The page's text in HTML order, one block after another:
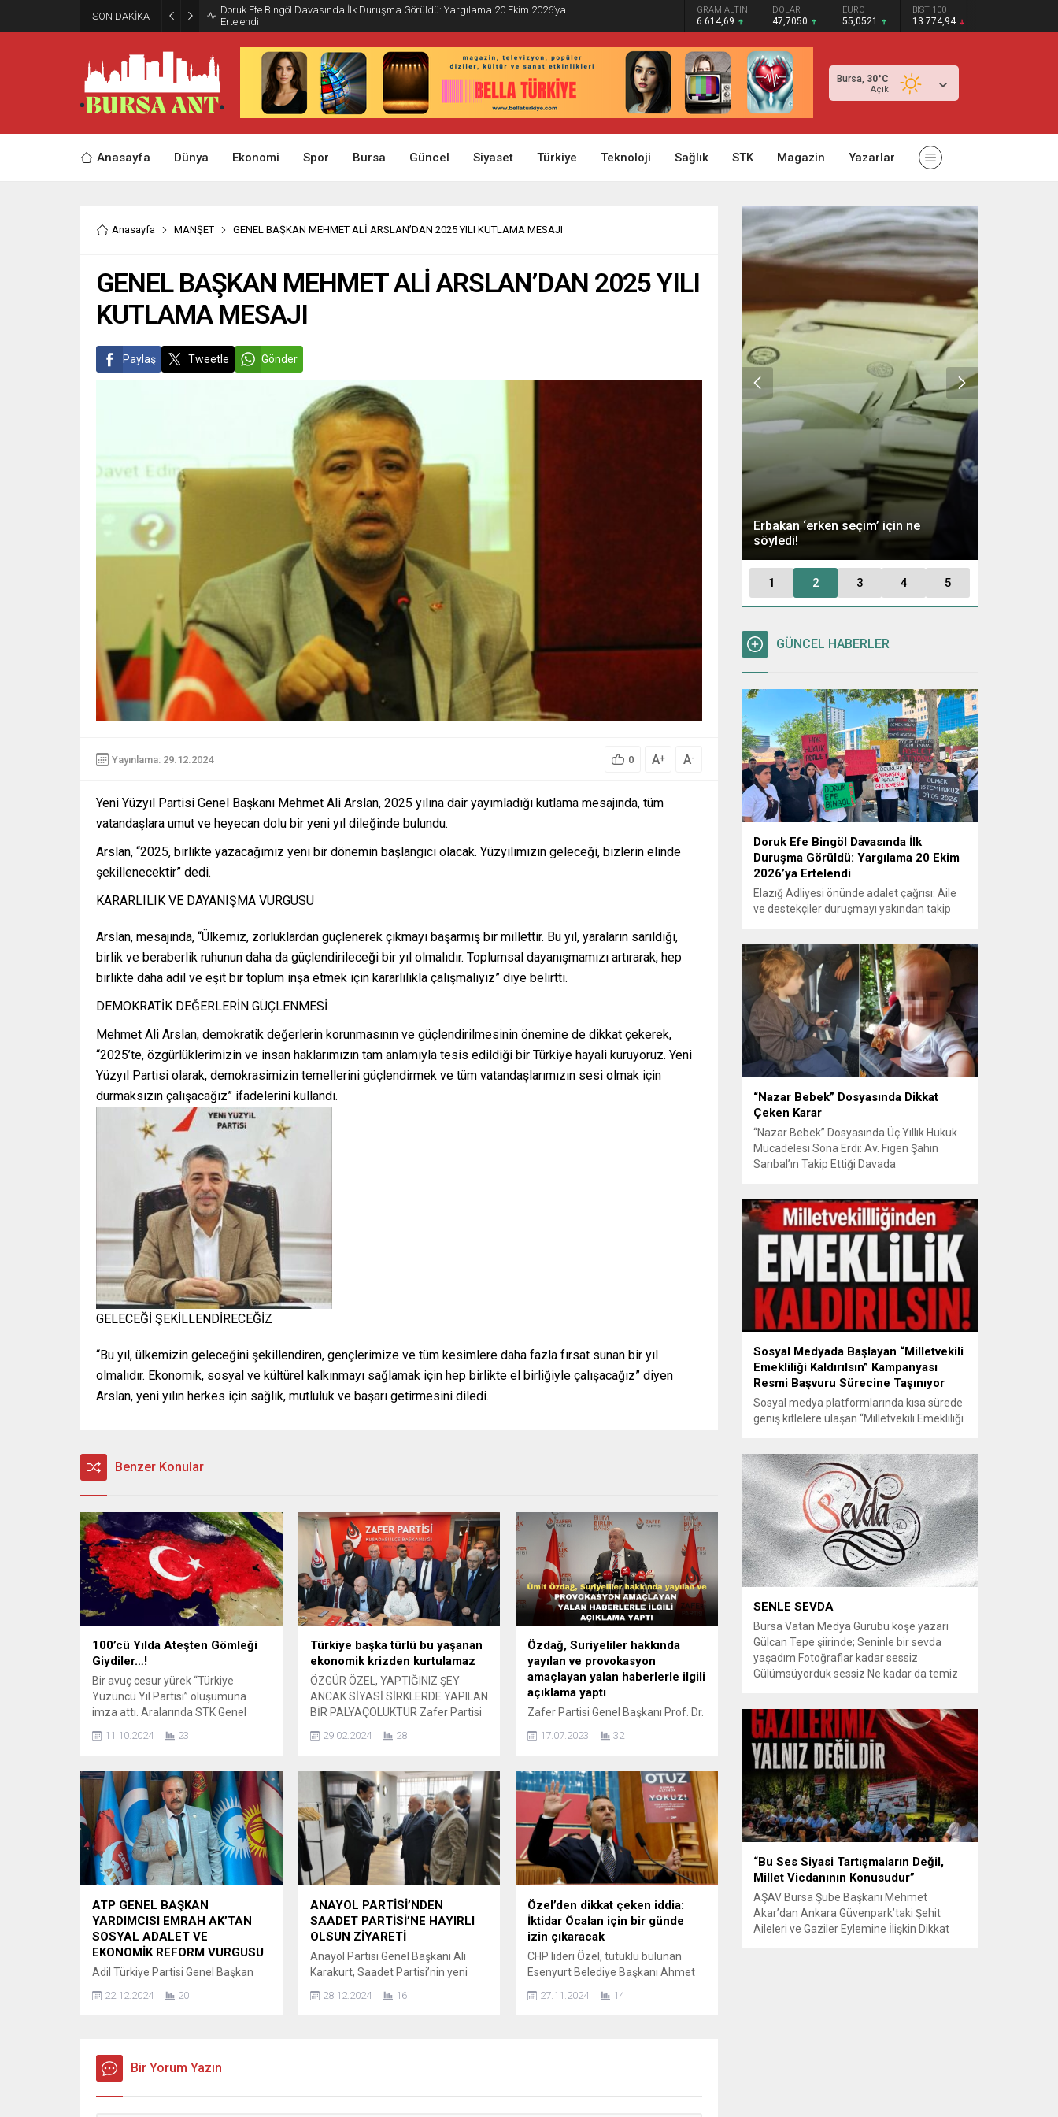
SON DAKİKA
Doruk Efe Bingöl Davasında İlk Duruşma Görüldü: Yargılama 20 Ekim 2026’ya
Ertelendi
GRAM ALTIN
6.614,69
DOLAR
47,7050
EURO
55,0521
BIST 100
13.774,94
Bursa, 30°C
Açık
Anasayfa Dünya Ekonomi Spor Bursa Güncel Siyaset Türkiye Teknoloji Sağlık STK Magazin Yazarlar
Anasayfa MANŞET GENEL BAŞKAN MEHMET ALİ ARSLAN’DAN 2025 YILI KUTLAMA MESAJI
GENEL BAŞKAN MEHMET ALİ ARSLAN’DAN 2025 YILI
KUTLAMA MESAJI
Paylaş Tweetle Gönder
Yayınlama: 29.12.2024 0 A+ A-
Yeni Yüzyıl Partisi Genel Başkanı Mehmet Ali Arslan, 2025 yılına dair yayımladığı kutlama mesajında, tüm
vatandaşlara umut ve heyecan dolu bir yeni yıl dileğinde bulundu.
Arslan, “2025, birlikte yazacağımız yeni bir dönemin başlangıcı olacak. Yüzyılımızın geleceği, bizlerin elinde
şekillenecektir” dedi.
KARARLILIK VE DAYANIŞMA VURGUSU
Arslan, mesajında, “Ülkemiz, zorluklardan güçlenerek çıkmayı başarmış bir millettir. Bu yıl, yaraların sarıldığı,
birlik ve beraberlik ruhunun daha da güçlendirileceği bir yıl olmalıdır. Toplumsal dayanışmamızı artırarak, hep
birlikte daha adil ve eşit bir toplum inşa etmek için kararlılıkla çalışmalıyız” diye belirtti.
DEMOKRATİK DEĞERLERİN GÜÇLENMESİ
Mehmet Ali Arslan, demokratik değerlerin korunmasının ve güçlendirilmesinin önemine de dikkat çekerek,
“2025’te, özgürlüklerimizin ve insan haklarımızın tam anlamıyla tesis edildiği bir Türkiye hayali kuruyoruz. Yeni
Yüzyıl Partisi olarak, demokrasimizin temellerini güçlendirmek ve tüm vatandaşlarımızın sesi olmak için
durmaksızın çalışacağız” ifadelerini kullandı.
GELECEĞİ ŞEKİLLENDİRECEĞİZ
“Bu yıl, ülkemizin geleceğini şekillendiren, gençlerimize ve tüm kesimlere daha fazla fırsat sunan bir yıl
olmalıdır. Ekonomik, sosyal ve kültürel kalkınmayı sağlamak için hep birlikte el birliğiyle çalışacağız” diyen
Arslan, yeni yılın herkes için sağlık, mutluluk ve başarı getirmesini diledi.
Benzer Konular
100’cü Yılda Ateşten Gömleği
Giydiler…!
Bir avuç cesur yürek “Türkiye
Yüzüncü Yıl Partisi” oluşumuna
imza attı. Aralarında STK Genel
Başkanları da olan vatandaşlardan
oluşan heyet İç İşleri Bakanlığı’na
Kurucu Genel Başkan Gökhan Evren
kurdukları partinin “Partimiz, sınıfsız
imtiyazsız kaynaşmış merkez kitle
partisi olarak “çağdaş” ve “gelişmiş”
bir toplum yaratmak amacıyla
devrimler...
11.10.2024 23
Türkiye başka türlü bu yaşanan
ekonomik krizden kurtulamaz
ÖZGÜR ÖZEL, YAPTIĞINIZ ŞEY
ANCAK SİYASİ SİRKLERDE YAPILAN
BİR PALYAÇOLUKTUR Zafer Partisi
Genel Başkanı Prof. Dr. Ümit
Özdağ, Aydın Kuşadası’nda basın
Ümit Özdağ: Zafer Partisi’ne gönül
veren sevgili gençlerin, artık
annelerini babalarını da Zafer Partili
olmaya ikna ettiğini memnuniyetle
görüyorum. Sizler de bu yükselişin
bir örneğini Kuşadası’nda
görmektesiniz....
29.02.2024 28
Özdağ, Suriyeliler hakkında
yayılan ve provokasyon
amaçlayan yalan haberlerle ilgili
açıklama yaptı
Zafer Partisi Genel Başkanı Prof. Dr.
Ümit Özdağ, sosyal medya
platformu Twitter üzerinden sahte
yayılan ve provokasyon amaçlayan
yalan haberlerle ilgili açıklama yaptı:
Prof. Dr. Ümit Özdağ: “Son günlerde
bazı hesaplardan sahte Suriyeliler
tarafından işlenmiş cinayet,
tecavüz haberleri yayılmaktadır. Bu
haberler yayınlanır yayınlanmaz ilgili
emniyet birimleri ile Zafer...
17.07.2023 32
ATP GENEL BAŞKAN
YARDIMCISI EMRAH AK’TAN
SOSYAL ADALET VE
EKONOMİK REFORM VURGUSU
Adil Türkiye Partisi Genel Başkan
sorunlar ve sosyal adalet teması
her kesiminin üstünde yarattığı
olumsuz etkilere değinen Ak,
çözüm önerileri sunarak iktidarın
22.12.2024 20
ANAYOL PARTİSİ’NDEN
SAADET PARTİSİ’NE HAYIRLI
OLSUN ZİYARETİ
Anayol Partisi Genel Başkanı Ali
Karakurt, Saadet Partisi’nin yeni
makamında ziyaret etti. HAYIRLI
İŞBİRLİĞİ VURGUSU! Ziyarette iki
28.12.2024 16
Özel’den dikkat çeken iddia:
İktidar Öcalan için bir günde
izin çıkaracak
CHP lideri Özel, tutuklu bulunan
Esenyurt Belediye Başkanı Ahmet
Adalet Bakanlığı’nın 28 gündür izin
Özel partisinin grup toplantısında
27.11.2024 14
Bir Yorum Yazın
Erbakan ‘erken seçim’ için ne
söyledi!
1 2 3 4 5
GÜNCEL HABERLER
Doruk Efe Bingöl Davasında İlk
Duruşma Görüldü: Yargılama 20 Ekim
2026’ya Ertelendi
Elazığ Adliyesi önünde adalet çağrısı: Aile
ve destekçiler duruşmayı yakından takip
soruşturması kapsamında açılan davanın
ilk duruşması Elazığ 2. Ağır Ceza
Mahkemesi’nde görüldü. Kamuoyunun
yakından takip ettiği davanın ilk duruşması
öncesinde, Doruk Efe Bingöl’ün ailesine
destek olmak isteyen çok...
“Nazar Bebek” Dosyasında Dikkat
Çeken Karar
“Nazar Bebek” Dosyasında Üç Yıllık Hukuk
Mücadelesi Sona Erdi: Av. Figen Şahin
Sarıbal’ın Takip Ettiği Davada
Türkiye’de uluslararası hukuk boyutlarıyla
görüldü BURSA – Avusturya’da başlayan
ve Türkiye’de yaklaşık üç yıl boyunca
devam eden “Nazar Bebek” dosyasında
yargılama süreci tamamlandı. Bursa 3.
Aile...
Sosyal Medyada Başlayan “Milletvekili
Emekliliği Kaldırılsın” Kampanyası
Resmi Başvuru Sürecine Taşınıyor
Sosyal medya platformlarında kısa sürede
geniş kitlelere ulaşan “Milletvekili Emekliliği
vatandaşlar, milletvekillerine tanınan
emeklilik haklarının yeniden düzenlenmesi
talebiyle TBMM Dilekçe Komisyonu ve
Cumhurbaşkanlığı İletişim Merkezi
(CİMER) üzerinden resmi başvurular
yapılması çağrısında bulunuyor. Son
dönemde sosyal medya platformlarında
en çok konuşulan konular arasında...
SENLE SEVDA
Bursa Vatan Medya Gurubu köşe yazarı
Gülcan Tepe şiirinde; Seninle bir sevda
yaşadım Fotoğraflar kadar sessiz
Gülümsüyorduk sessiz Ne kadar da temiz
bakışın yetiyordu gözlerime Dünyayı
tutturmaya ben de Kalbim Sen Diye çırpınıp
duruyordu Zamana yarışıyordu inat Hayata
Senle...
“Bu Ses Siyasi Tartışmaların Değil,
Millet Vicdanının Konusudur”
AŞAV Bursa Şube Başkanı Mehmet
Akar’dan Ankara Güvenpark’taki Şehit
Aileleri ve Gaziler Eylemine İlişkin Dikkat